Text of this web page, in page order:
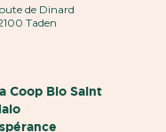
de Dinard
Taden
Coop Bio Saint